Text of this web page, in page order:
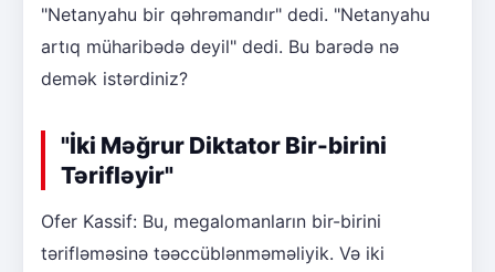
"Netanyahu bir qəhrəmandır" dedi. "Netanyahu
artıq müharibədə deyil" dedi. Bu barədə nə
demək istərdiniz?
"İki Məğrur Diktator Bir-birini
Tərifləyir"
Ofer Kassif: Bu, megalomanların bir-birini
tərifləməsinə təəccüblənməməliyik. Və iki